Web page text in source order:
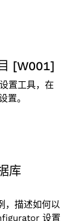
[W001]
置工具，在
置。
库
，描述如何以
设置